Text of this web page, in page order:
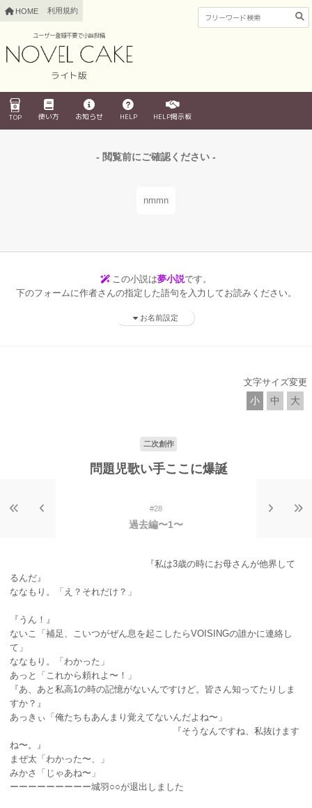
HOME 利用規約
ユーザー登録不要で小説投稿
ライト版
TOP 使い方 お知らせ HELP HELP掲示板
- 閲覧前にご確認ください -
nmmn
この小説は夢小説です。
下のフォームに作者さんの指定した語句を入力してお読みください。
お名前設定
文字サイズ変更
小 中 大
二次創作
問題児歌い手ここに爆誕
#28
過去編〜1〜
『私は3歳の時にお母さんが他界して
るんだ』
ななもり。「え？それだけ？」
『うん！』
ないこ「補足、こいつがぜん息を起こしたらVOISINGの誰かに連絡し
て」
ななもり。「わかった」
あっと「これから頼れよ〜！」
『あ、あと私高1の時の記憶がないんですけど。皆さん知ってたりしま
すか？』
あっきぃ「俺たちもあんまり覚えてないんだよね〜」
『そうなんですね、私抜けます
ね〜。』
まぜ太「わかった〜、」
みかさ「じゃあね〜」
ーーーーーーーーー城羽○○が退出しました